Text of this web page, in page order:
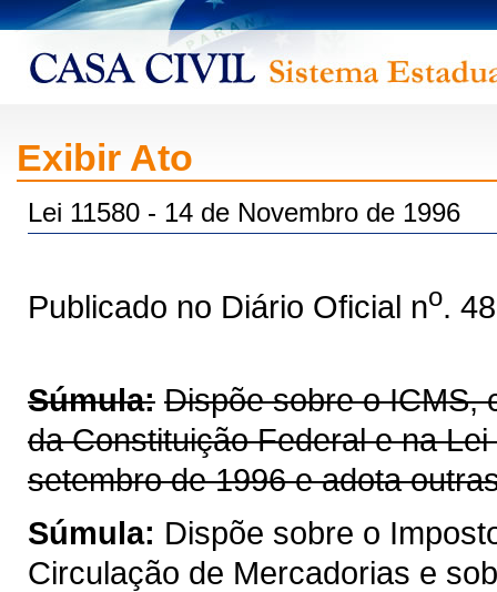
Exibir Ato
Lei 11580 - 14 de Novembro de 1996
Publicado no Diário Oficial no.
Súmula: Dispõe sobre o ICMS,
da Constituição Federal e na
setembro de 1996 e adota
Súmula: Dispõe sobre o
Circulação de Mercadorias e